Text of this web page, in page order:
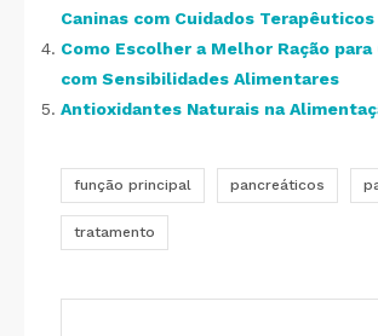
Caninas com Cuidados Terapêuticos
Como Escolher a Melhor Ração para
com Sensibilidades Alimentares
Antioxidantes Naturais na
função principal pancreáticos
tratamento